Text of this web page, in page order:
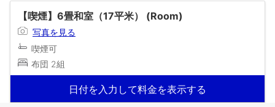
【喫煙】6畳和室（17平米） (Room)
写真を見る
喫煙可
布団 2組
日付を入力して料金を表示する